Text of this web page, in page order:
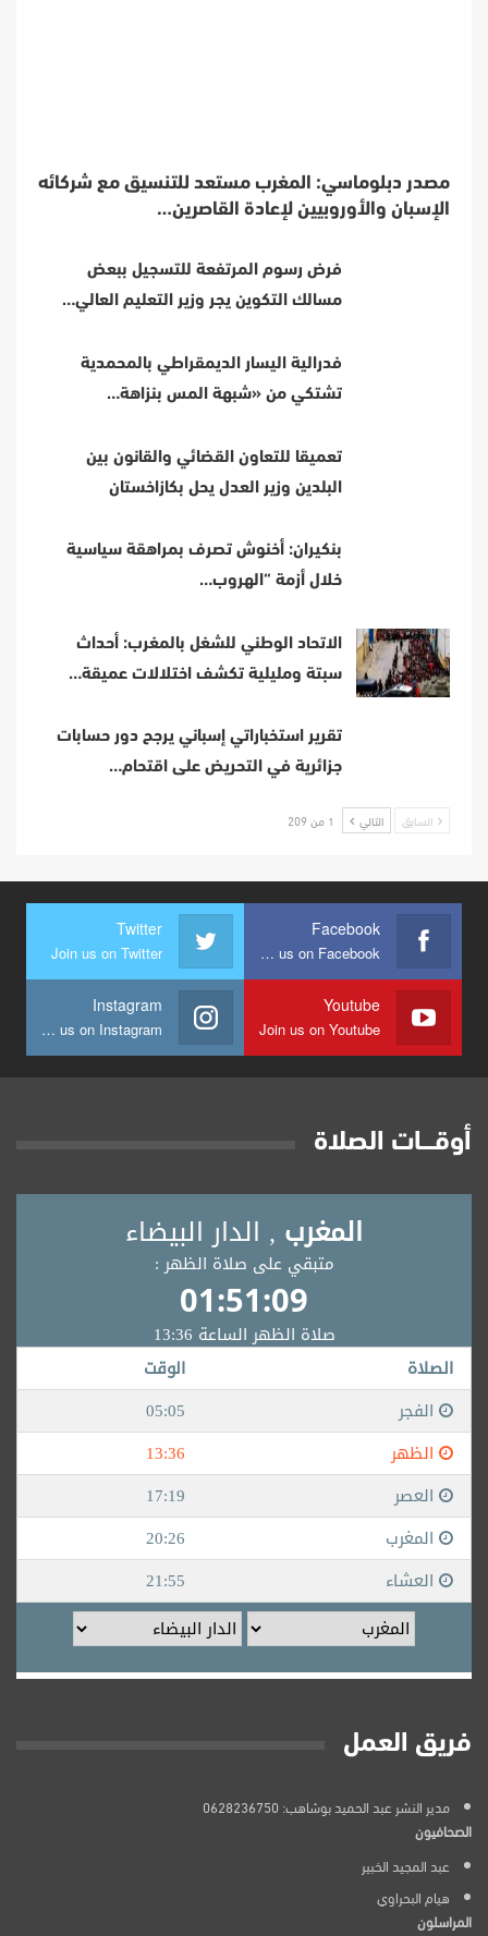
مصدر دبلوماسي: المغرب مستعد للتنسيق مع شركائه
الإسبان والأوروبيين لإعادة القاصرين…
فرض رسوم المرتفعة للتسجيل ببعض
مسالك التكوين يجر وزير التعليم العالي…
فدرالية اليسار الديمقراطي بالمحمدية
تشتكي من «شبهة المس بنزاهة…
تعميقا للتعاون القضائي والقانون بين
البلدين وزير العدل يحل بكازاخستان
بنكيران: أخنوش تصرف بمراهقة سياسية
خلال أزمة “الهروب…
الاتحاد الوطني للشغل بالمغرب: أحداث
سبتة ومليلية تكشف اختلالات عميقة…
تقرير استخباراتي إسباني يرجح دور حسابات
جزائرية في التحريض على اقتحام…
السابق التالي 1 من 209
Facebook
Join us on Facebook
Twitter
Join us on Twitter
Youtube
Join us on Youtube
Instagram
Join us on Instagram
أوقــــات الصلاة
فريق العمل
مدير النشر عبد الحميد بوشاهب: 0628236750
الصحافيون
عبد المجيد الخبير
هيام البحراوي
المراسلون